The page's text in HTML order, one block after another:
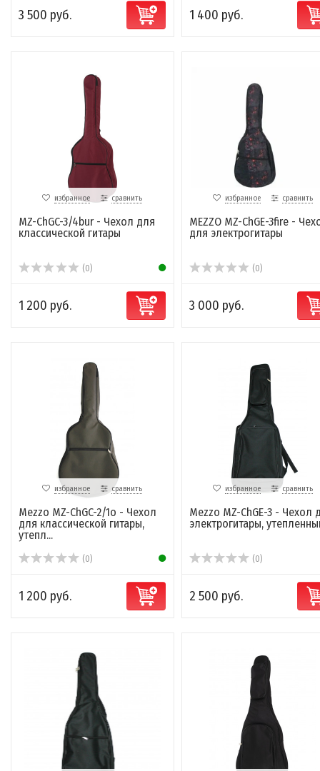
3 500 руб. 1 400 руб.
избранное сравнить
MZ-ChGC-3/4bur​ - Чехол для
классической гитары
(0)
1 200 руб.
избранное сравнить
MEZZO MZ-ChGE-3fire -
для электрогитары
(0)
3 000 руб.
избранное сравнить
Mezzo MZ-ChGC-2/1o - Чехол
для классической гитары,
утепл...
(0)
1 200 руб.
избранное сравнить
Mezzo MZ-ChGE-3 - Чехол
электрогитары,
(0)
2 500 руб.